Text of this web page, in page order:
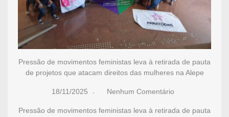
Pressão de movimentos feministas leva à retirada de pauta
de projetos que atacam direitos das mulheres na Alepe
18/11/2025 Nenhum Comentário
Pressão de movimentos feministas leva à retirada de pauta